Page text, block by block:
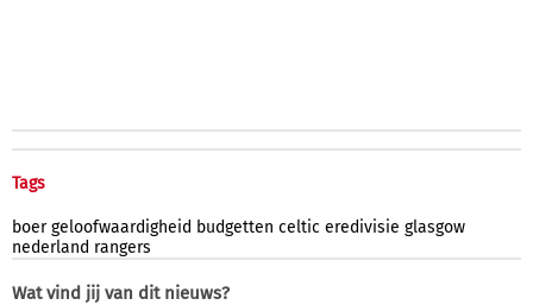
Tags
boer geloofwaardigheid budgetten celtic eredivisie glasgow
nederland rangers
Wat vind jij van dit nieuws?